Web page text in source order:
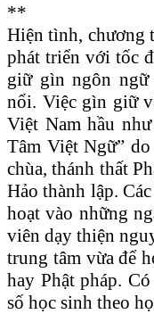
**
Hiện tình, chương
phát triển với tốc
giữ gìn ngôn ngữ
nổi. Việc gìn giữ
Việt Nam hầu
Tâm Việt Ngữ”
chùa, thánh thất
Hảo thành lập.
hoạt vào những
viên dạy thiện
trung tâm vừa để
hay Phật pháp.
số học sinh theo